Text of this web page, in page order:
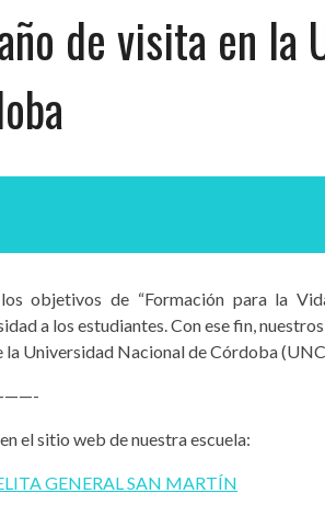
de visita en la
objetivos de “Formación para la
a los estudiantes. Con ese fin,
la Universidad Nacional de Córdoba
el sitio web de nuestra escuela:
GENERAL SAN MARTÍN